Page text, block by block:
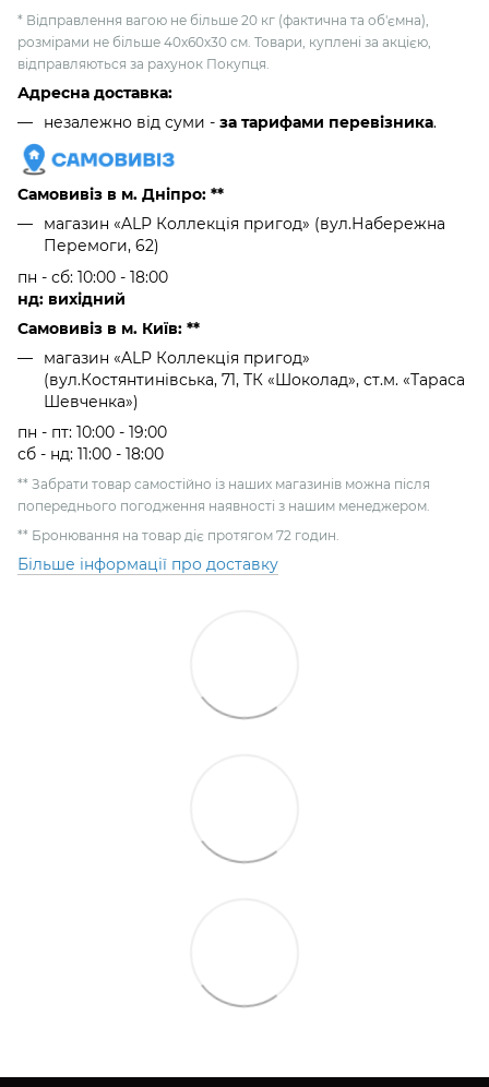
* Відправлення вагою не більше 20 кг (фактична та об'ємна),
розмірами не більше 40х60х30 см. Товари, куплені за акцією,
відправляються за рахунок Покупця.
Адресна доставка:
незалежно від суми - за тарифами перевізника.
Самовивіз в м. Дніпро: **
магазин «ALP Коллекція пригод» (вул.Набережна
Перемоги, 62)
пн - сб: 10:00 - 18:00
нд: вихідний
Самовивіз в м. Київ: **
магазин «ALP Коллекція пригод»
(вул.Костянтинівська, 71, ТК «Шоколад», ст.м. «Тараса
Шевченка»)
пн - пт: 10:00 - 19:00
сб - нд: 11:00 - 18:00
** Забрати товар самостійно із наших магазинів можна після
попереднього погодження наявності з нашим менеджером.
** Бронювання на товар діє протягом 72 годин.
Більше інформації про доставку